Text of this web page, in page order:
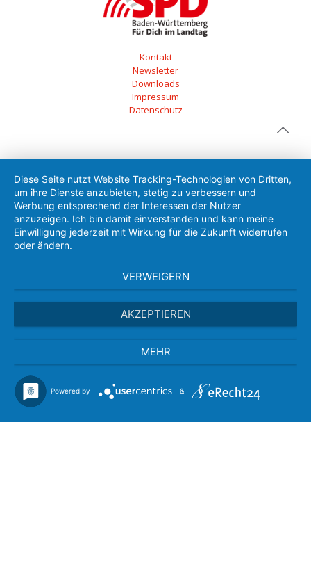
Kontakt
Newsletter
Downloads
Impressum
Datenschutz
Diese Seite nutzt Website Tracking-Technologien von Dritten,
um ihre Dienste anzubieten, stetig zu verbessern und
Werbung entsprechend der Interessen der Nutzer
anzuzeigen. Ich bin damit einverstanden und kann meine
Einwilligung jederzeit mit Wirkung für die Zukunft widerrufen
oder ändern.
VERWEIGERN
AKZEPTIEREN
MEHR
Powered by &